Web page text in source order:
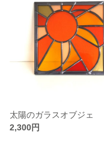
太陽のガラスオブジェ
2,300円